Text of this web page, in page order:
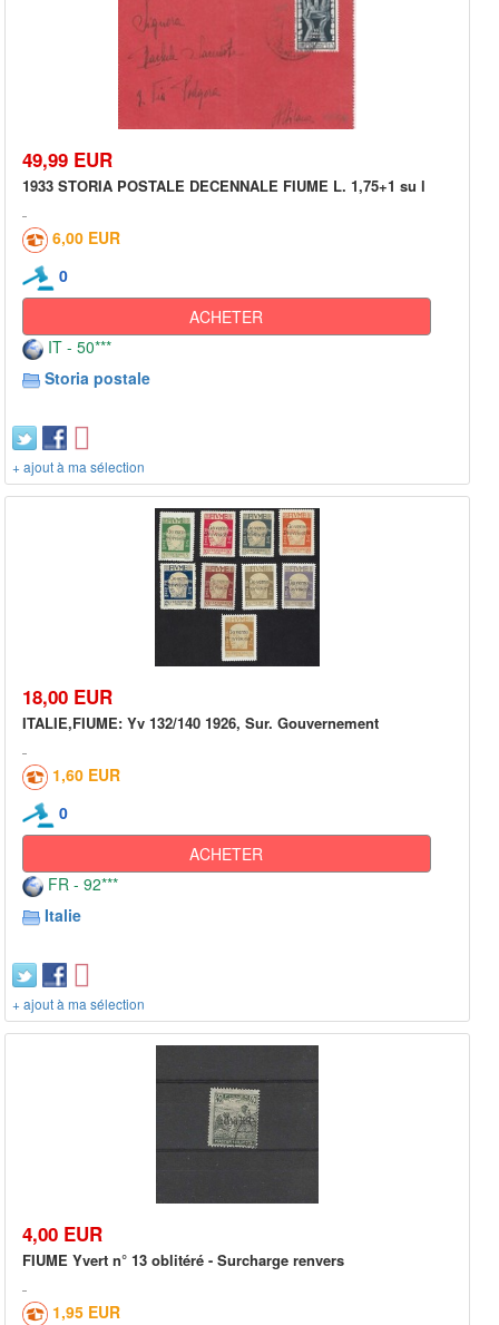
49,99 EUR
1933 STORIA POSTALE DECENNALE FIUME L. 1,75+1 su l
6,00 EUR
0
ACHETER
IT - 50***
Storia postale
+ ajout à ma sélection
18,00 EUR
ITALIE,FIUME: Yv 132/140 1926, Sur. Gouvernement
1,60 EUR
0
ACHETER
FR - 92***
Italie
+ ajout à ma sélection
4,00 EUR
FIUME Yvert n° 13 oblitéré - Surcharge renvers
1,95 EUR